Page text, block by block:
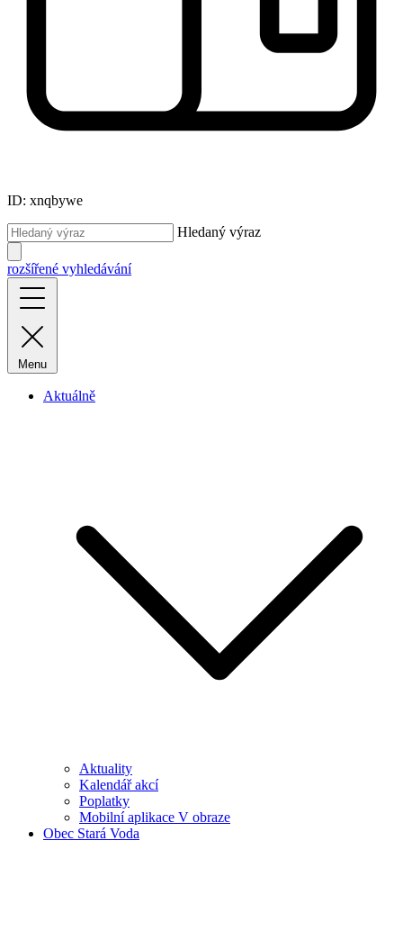
ID: xnqbywe
Hledaný výraz
rozšířené vyhledávání
Menu
Aktuálně
Aktuality
Kalendář akcí
Poplatky
Mobilní aplikace V obraze
Obec Stará Voda